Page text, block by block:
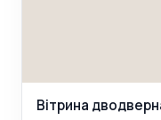
Вітрина